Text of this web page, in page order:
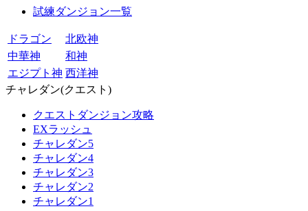
試練ダンジョン一覧
ドラゴン
北欧神
中華神
和神
エジプト神 西洋神
チャレダン(クエスト)
クエストダンジョン攻略
EXラッシュ
チャレダン5
チャレダン4
チャレダン3
チャレダン2
チャレダン1